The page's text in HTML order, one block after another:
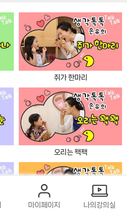
쥐가 한마리
오리는 꽥꽥
마이페이지 나의강의실